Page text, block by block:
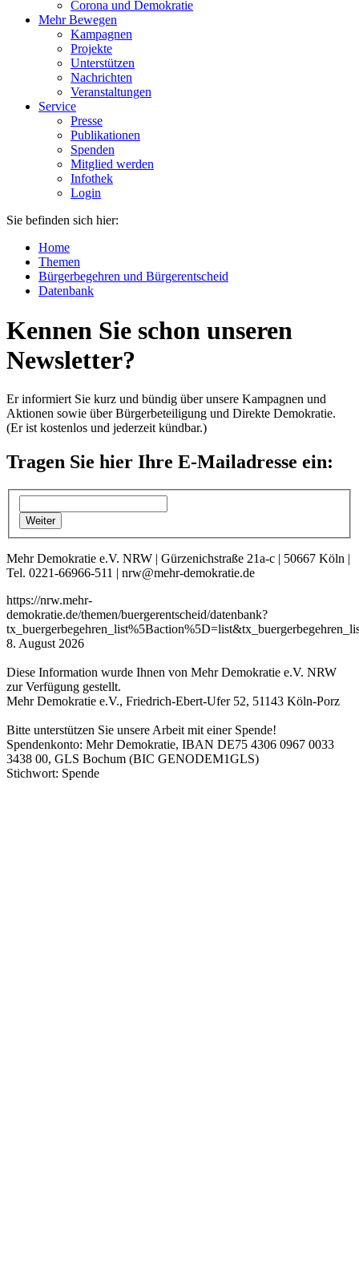
Corona und Demokratie
Mehr Bewegen
Kampagnen
Projekte
Unterstützen
Nachrichten
Veranstaltungen
Service
Presse
Publikationen
Spenden
Mitglied werden
Infothek
Login
Sie befinden sich hier:
Home
Themen
Bürgerbegehren und Bürgerentscheid
Datenbank
Kennen Sie schon unseren
Newsletter?
Er informiert Sie kurz und bündig über unsere Kampagnen und
Aktionen sowie über Bürgerbeteiligung und Direkte Demokratie.
(Er ist kostenlos und jederzeit kündbar.)
Tragen Sie hier Ihre E-Mailadresse ein:
Mehr Demokratie e.V. NRW | Gürzenichstraße 21a-c | 50667 Köln |
Tel. 0221-66966-511 | nrw@mehr-demokratie.de
https://nrw.mehr-
demokratie.de/themen/buergerentscheid/datenbank?
8. August 2026
Diese Information wurde Ihnen von Mehr Demokratie e.V. NRW
zur Verfügung gestellt.
Mehr Demokratie e.V., Friedrich-Ebert-Ufer 52, 51143 Köln-Porz
Bitte unterstützen Sie unsere Arbeit mit einer Spende!
Spendenkonto: Mehr Demokratie, IBAN DE75 4306 0967 0033
3438 00, GLS Bochum (BIC GENODEM1GLS)
Stichwort: Spende